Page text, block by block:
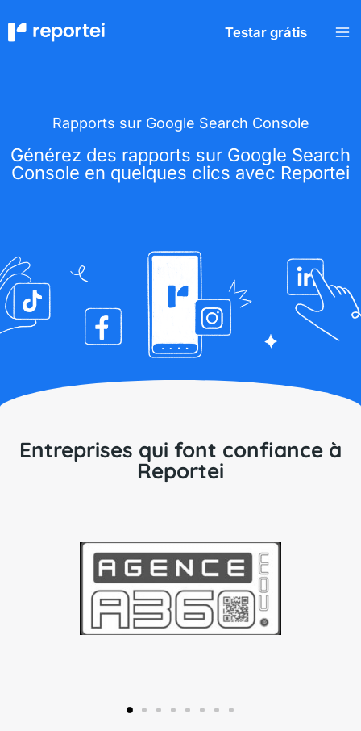
au
contenu
Testar grátis
Rapports sur Google Search Console
Générez des rapports sur Google Search
Console en quelques clics avec Reportei
Entreprises qui font confiance à
Reportei